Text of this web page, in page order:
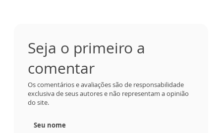
Seja o primeiro a
comentar
Os comentários e avaliações são de responsabilidade
exclusiva de seus autores e não representam a opinião
do site.
Seu nome